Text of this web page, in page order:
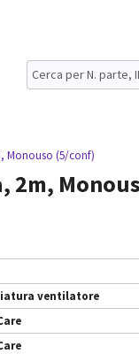
Monouso (5/conf)
2m,
ventilatore